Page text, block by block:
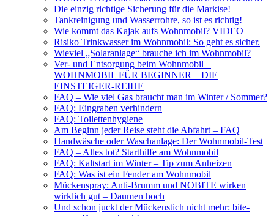
Die einzig richtige Sicherung für die Markise!
Tankreinigung und Wasserrohre, so ist es richtig!
Wie kommt das Kajak aufs Wohnmobil? VIDEO
Risiko Trinkwasser im Wohnmobil: So geht es sicher.
Wieviel „Solaranlage“ brauche ich im Wohnmobil?
Ver- und Entsorgung beim Wohnmobil –
WOHNMOBIL FÜR BEGINNER – DIE
EINSTEIGER-REIHE
FAQ – Wie viel Gas braucht man im Winter / Sommer?
FAQ: Eingraben verhindern
FAQ: Toilettenhygiene
Am Beginn jeder Reise steht die Abfahrt – FAQ
Handwäsche oder Waschanlage: Der Wohnmobil-Test
FAQ – Alles tot? Starthilfe am Wohnmobil
FAQ: Kaltstart im Winter – Tip zum Anheizen
FAQ: Was ist ein Fender am Wohnmobil
Mückenspray: Anti-Brumm und NOBITE wirken
wirklich gut – Daumen hoch
Und schon juckt der Mückenstich nicht mehr: bite-